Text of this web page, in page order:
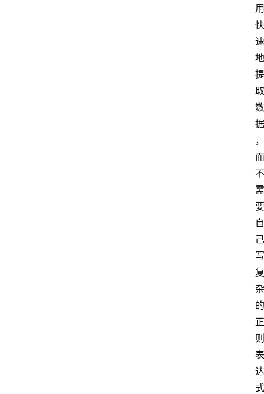
用
快
速
地
提
取
数
据
，
而
不
需
要
自
己
写
复
杂
的
正
则
表
达
式